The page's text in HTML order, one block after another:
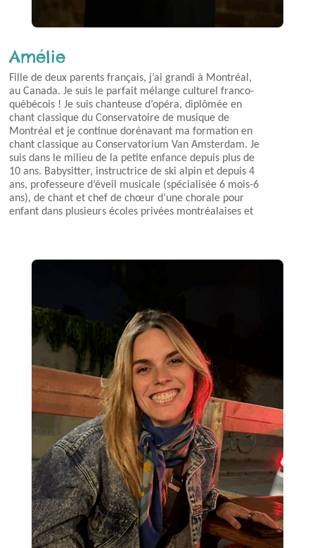
Amélie
Fille de deux parents français, j’ai grandi à Montréal,
au Canada. Je suis le parfait mélange culturel franco-
québécois ! Je suis chanteuse d’opéra, diplômée en
chant classique du Conservatoire de musique de
Montréal et je continue dorénavant ma formation en
chant classique au Conservatorium Van Amsterdam. Je
suis dans le milieu de la petite enfance depuis plus de
10 ans. Babysitter, instructrice de ski alpin et depuis 4
ans, professeure d’éveil musicale (spécialisée 6 mois-6
ans), de chant et chef de chœur d’une chorale pour
enfant dans plusieurs écoles privées montréalaises et
partie de la Fondation En Famille Haarlem et je me